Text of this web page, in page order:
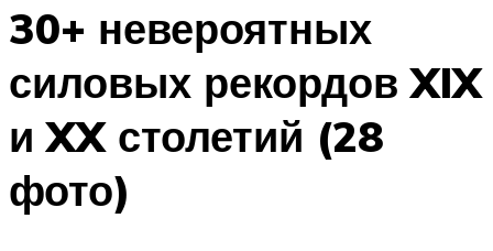
30+ невероятных
силовых рекордов XIX
и XX столетий (28
фото)